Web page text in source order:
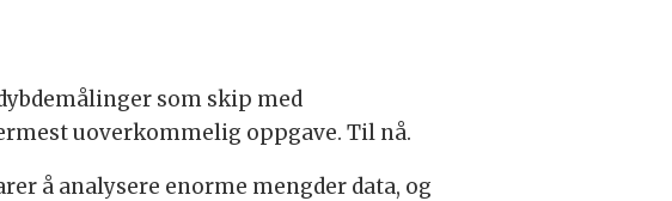
som skip med
uoverkommelig oppgave. Til nå.
å analysere enorme mengder data, og